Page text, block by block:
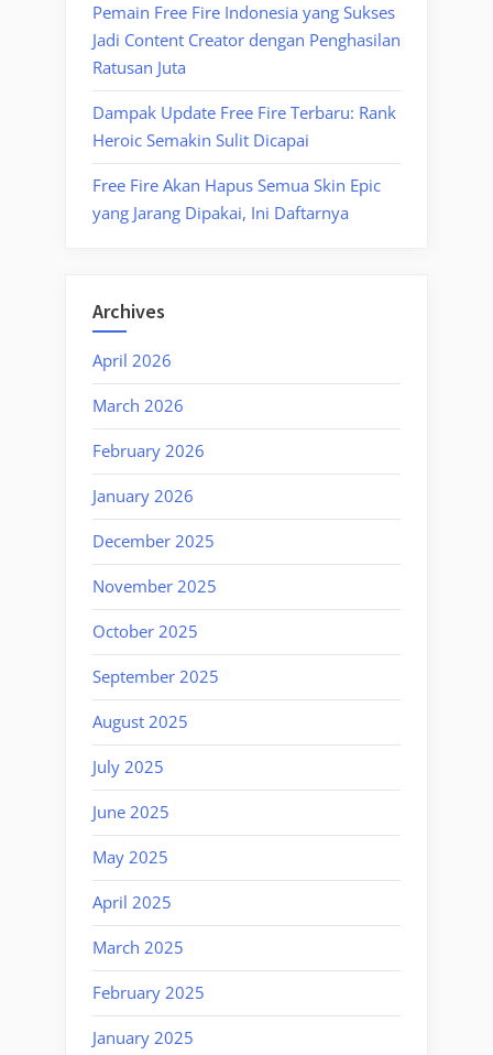
Pemain Free Fire Indonesia yang Sukses
Jadi Content Creator dengan Penghasilan
Ratusan Juta
Dampak Update Free Fire Terbaru: Rank
Heroic Semakin Sulit Dicapai
Free Fire Akan Hapus Semua Skin Epic
yang Jarang Dipakai, Ini Daftarnya
Archives
April 2026
March 2026
February 2026
January 2026
December 2025
November 2025
October 2025
September 2025
August 2025
July 2025
June 2025
May 2025
April 2025
March 2025
February 2025
January 2025